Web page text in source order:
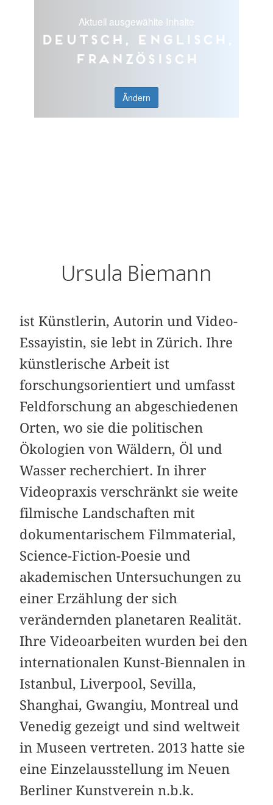
Aktuell ausgewählte Inhalte
Deutsch, Englisch,
Französisch
Ändern
Ursula Biemann
ist Künstlerin, Autorin und Video-
Essayistin, sie lebt in Zürich. Ihre
künstlerische Arbeit ist
forschungsorientiert und umfasst
Feldforschung an abgeschiedenen
Orten, wo sie die politischen
Ökologien von Wäldern, Öl und
Wasser recherchiert. In ihrer
Videopraxis verschränkt sie weite
filmische Landschaften mit
dokumentarischem Filmmaterial,
Science-Fiction-Poesie und
akademischen Untersuchungen zu
einer Erzählung der sich
verändernden planetaren Realität.
Ihre Videoarbeiten wurden bei den
internationalen Kunst-Biennalen in
Istanbul, Liverpool, Sevilla,
Shanghai, Gwangiu, Montreal und
Venedig gezeigt und sind weltweit
in Museen vertreten. 2013 hatte sie
eine Einzelausstellung im Neuen
Berliner Kunstverein n.b.k.